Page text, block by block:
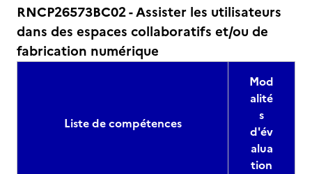
RNCP26573BC02 - Assister les utilisateurs
dans des espaces collaboratifs et/ou de
fabrication numérique
Liste de compétences
Mod
alité
s
d'év
alua
tion